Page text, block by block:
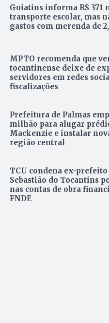
Goiatins informa R$ 371
transporte escolar, mas
gastos com merenda de
MPTO recomenda que
tocantinense deixe de
servidores em redes
fiscalizações
Prefeitura de Palmas
milhão para alugar
Mackenzie e instalar
região central
TCU condena ex-prefeito
Sebastião do Tocantins
nas contas de obra
FNDE